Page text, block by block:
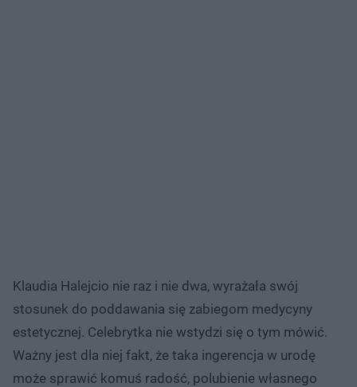
Klaudia Halejcio nie raz i nie dwa, wyrażała swój
stosunek do poddawania się zabiegom medycyny
estetycznej. Celebrytka nie wstydzi się o tym mówić.
Ważny jest dla niej fakt, że taka ingerencja w urodę
może sprawić komuś radość, polubienie własnego